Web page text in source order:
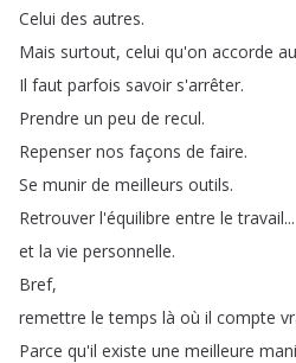
Celui des autres.
Mais surtout, celui qu'on accorde
Il faut parfois savoir s'arrêter.
Prendre un peu de recul.
Repenser nos façons de faire.
Se munir de meilleurs outils.
Retrouver l'équilibre entre le travail...
et la vie personnelle.
Bref,
remettre le temps là où il compte
Parce qu'il existe une meilleure